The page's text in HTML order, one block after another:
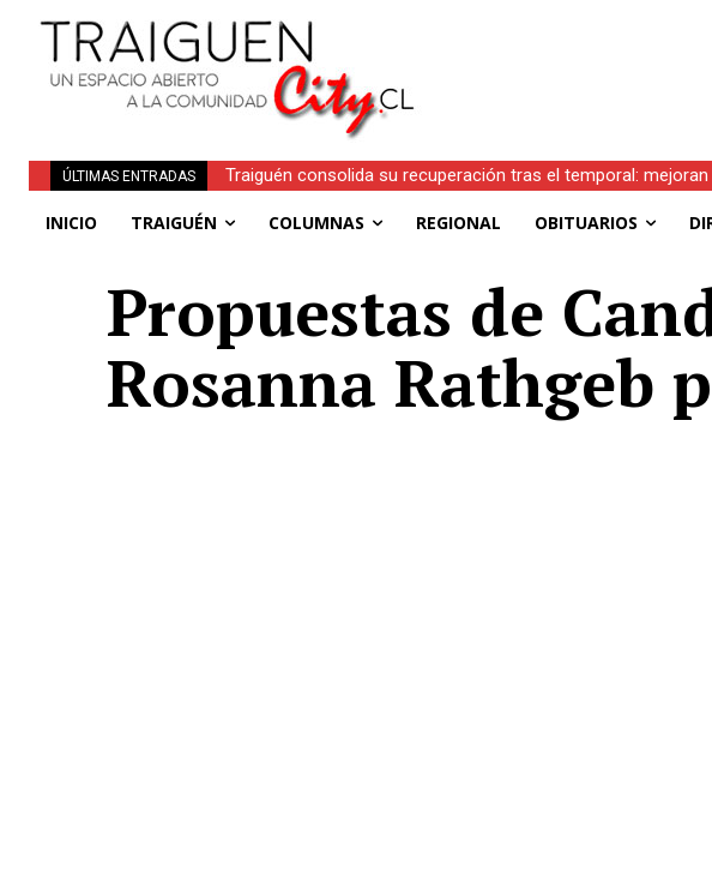
ÚLTIMAS ENTRADAS
Traiguén consolida su recuperación tras el temporal:
INICIO TRAIGUÉN COLUMNAS REGIONAL OBITUARIOS
Propuestas de
Rosanna Rathgeb